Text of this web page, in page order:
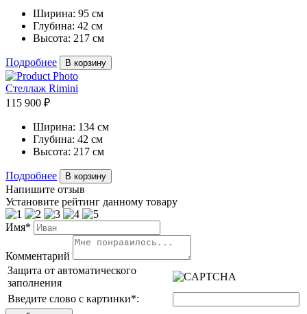
Ширина: 95 см
Глубина: 42 см
Высота: 217 см
Подробнее В корзину
Стеллаж Rimini
115 900 ₽
Ширина: 134 см
Глубина: 42 см
Высота: 217 см
Подробнее В корзину
Напишите отзыв
Установите рейтинг данному товару
Имя*
Комментарий
Защита от автоматического
заполнения
Введите слово с картинки*: